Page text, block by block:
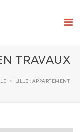
TRAVAUX
> LILLE : APPARTEMENT